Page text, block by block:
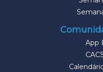
App